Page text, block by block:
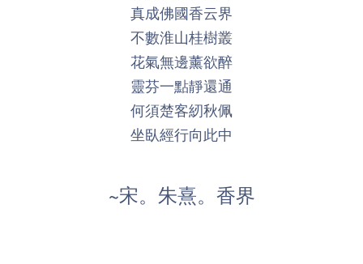
真成佛國香云界
不數淮山桂樹叢
花氣無邊薰欲醉
靈芬一點靜還通
何須楚客紉秋佩
坐臥經行向此中
~宋。朱熹。香界